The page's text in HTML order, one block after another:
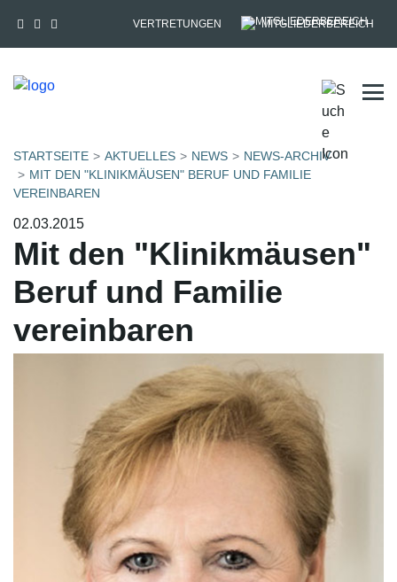
VERTRETUNGEN MITGLIEDERBEREICH
STARTSEITE AKTUELLES NEWS
NEWS-ARCHIV
MIT DEN "KLINIKMÄUSEN" BERUF UND FAMILIE
VEREINBAREN
02.03.2015
Mit den "Klinikmäusen"
Beruf und Familie
vereinbaren